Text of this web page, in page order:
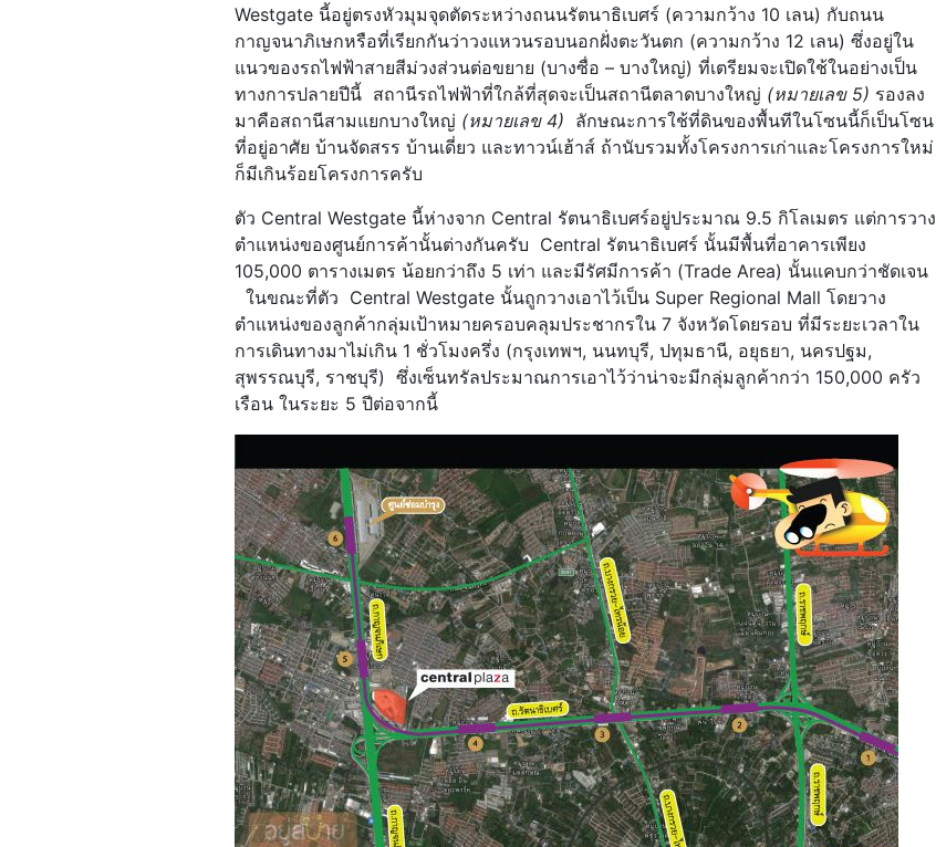
Westgate นี้อยู่ตรงหัวมุมจุดตัดระหว่างถนนรัตนาธิเบศร์ (ความกว้าง 10 เลน) กับถนน
กาญจนาภิเษกหรือที่เรียกกันว่าวงแหวนรอบนอกฝั่งตะวันตก (ความกว้าง 12 เลน) ซึ่งอยู่ใน
แนวของรถไฟฟ้าสายสีม่วงส่วนต่อขยาย (บางซื่อ – บางใหญ่) ที่เตรียมจะเปิดใช้ในอย่างเป็น
ทางการปลายปีนี้ สถานีรถไฟฟ้าที่ใกล้ที่สุดจะเป็นสถานีตลาดบางใหญ่ (หมายเลข 5) รองลง
มาคือสถานีสามแยกบางใหญ่ (หมายเลข 4) ลักษณะการใช้ที่ดินของพื้นทีในโซนนี้ก็เป็นโซน
ที่อยู่อาศัย บ้านจัดสรร บ้านเดี่ยว และทาวน์เฮ้าส์ ถ้านับรวมทั้งโครงการเก่าและโครงการใหม่
ก็มีเกินร้อยโครงการครับ
ตัว Central Westgate นี้ห่างจาก Central รัตนาธิเบศร์อยู่ประมาณ 9.5 กิโลเมตร แต่การวาง
ตำแหน่งของศูนย์การค้านั้นต่างกันครับ Central รัตนาธิเบศร์ นั้นมีพื้นที่อาคารเพียง
105,000 ตารางเมตร น้อยกว่าถึง 5 เท่า และมีรัศมีการค้า (Trade Area) นั้นแคบกว่าชัดเจน
ในขณะที่ตัว Central Westgate นั้นถูกวางเอาไว้เป็น Super Regional Mall โดยวาง
ตำแหน่งของลูกค้ากลุ่มเป้าหมายครอบคลุมประชากรใน 7 จังหวัดโดยรอบ ที่มีระยะเวลาใน
การเดินทางมาไม่เกิน 1 ชั่วโมงครึ่ง (กรุงเทพฯ, นนทบุรี, ปทุมธานี, อยุธยา, นครปฐม,
สุพรรณบุรี, ราชบุรี) ซึ่งเซ็นทรัลประมาณการเอาไว้ว่าน่าจะมีกลุ่มลูกค้ากว่า 150,000 ครัว
เรือน ในระยะ 5 ปีต่อจากนี้